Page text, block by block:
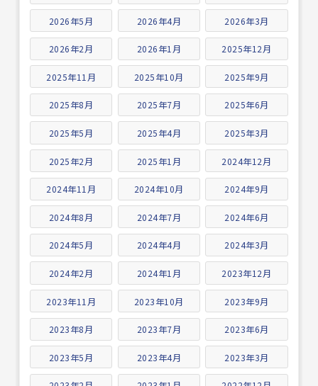
2026年5月 2026年4月 2026年3月
2026年2月 2026年1月 2025年12月
2025年11月 2025年10月 2025年9月
2025年8月 2025年7月 2025年6月
2025年5月 2025年4月 2025年3月
2025年2月 2025年1月 2024年12月
2024年11月 2024年10月 2024年9月
2024年8月 2024年7月 2024年6月
2024年5月 2024年4月 2024年3月
2024年2月 2024年1月 2023年12月
2023年11月 2023年10月 2023年9月
2023年8月 2023年7月 2023年6月
2023年5月 2023年4月 2023年3月